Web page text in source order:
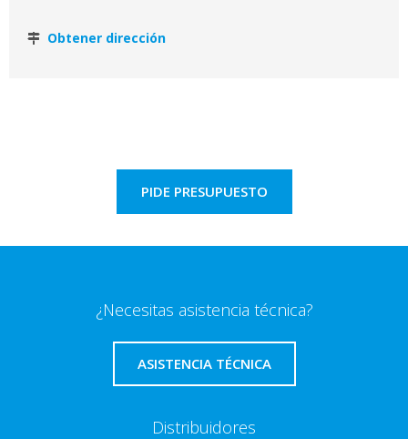
Obtener dirección
PIDE PRESUPUESTO
¿Necesitas asistencia técnica?
ASISTENCIA TÉCNICA
Distribuidores